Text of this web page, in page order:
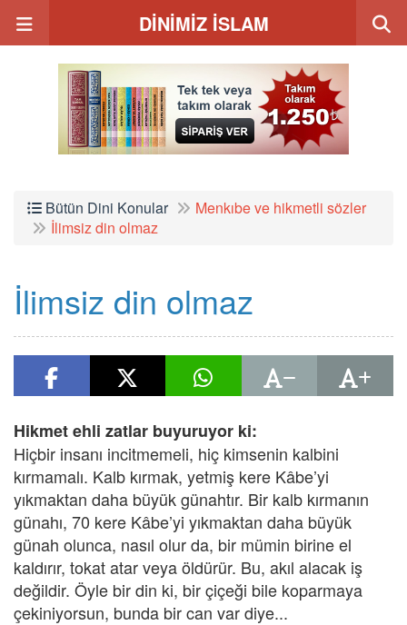
DİNİMİZ İSLAM
Bütün Dini Konular
Menkıbe ve hikmetli sözler
İlimsiz din olmaz
İlimsiz din olmaz
Hikmet ehli zatlar buyuruyor ki:
Hiçbir insanı incitmemeli, hiç kimsenin kalbini
kırmamalı. Kalb kırmak, yetmiş kere Kâbe’yi
yıkmaktan daha büyük günahtır. Bir kalb kırmanın
günahı, 70 kere Kâbe’yi yıkmaktan daha büyük
günah olunca, nasıl olur da, bir mümin birine el
kaldırır, tokat atar veya öldürür. Bu, akıl alacak iş
değildir. Öyle bir din ki, bir çiçeği bile koparmaya
çekiniyorsun, bunda bir can var diye...